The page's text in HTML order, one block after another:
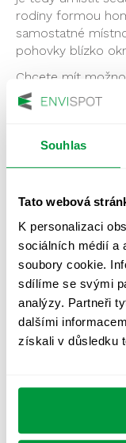
Souhlas
Tato webová
K personalizaci
sociálních médií a
soubory cookie.
sdílíme se svými
analýzy. Partneři
dalšími
získali v důsledku
rodiny formou
samostatné
pohovky blízko
Chcete mít
sdíleném
Zvažte instalaci
řešení mohou
navíc zvolíte
rovnoměrné
Chcete pro svůj
CHCETE